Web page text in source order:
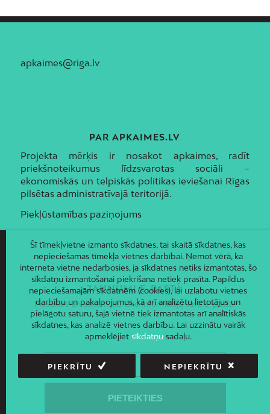
apkaimes@riga.lv
PAR APKAIMES.LV
Projekta mērķis ir nosakot apkaimes, radīt
priekšnoteikumus līdzsvarotas sociāli –
ekonomiskās un telpiskās politikas ieviešanai Rīgas
pilsētas administratīvajā teritorijā.
Piekļūstamības paziņojums
JAUNUMI E-PASTĀ
Piesakies un saņem jaunāko informāciju savā e-pastā!
Šī tīmekļvietne izmanto sīkdatnes, tai skaitā sīkdatnes, kas
nepieciešamas tīmekļa vietnes darbībai. Ņemot vērā, ka
interneta vietne nedarbosies, ja sīkdatnes netiks izmantotas, šo
sīkdatņu izmantošanai piekrišana netiek prasīta. Papildus
nepieciešamajām sīkdatnēm (cookies), lai uzlabotu vietnes
darbību un pakalpojumus, kā arī analizētu lietotājus un
pielāgotu saturu, šajā vietnē tiek izmantotas arī analītiskās
sīkdatnes, kas analizē vietnes darbību. Lai uzzinātu vairāk
apmeklējiet sīkdatņusadaļu.
PIEKRĪTU NEPIEKRĪTU